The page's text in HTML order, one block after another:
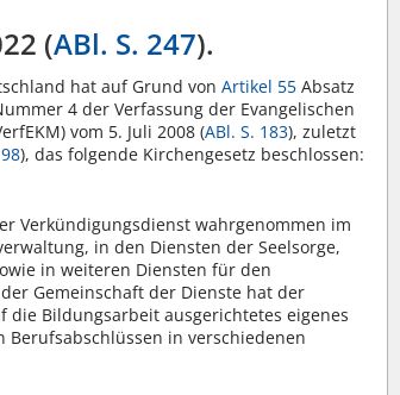
(ABl. S. 247).
hat auf Grund vonArtikel 55 Absatz
4 der Verfassung der Evangelischen
vom 5. Juli 2008 (ABl. S. 183), zuletzt
), das folgende Kirchengesetz beschlossen:
Verkündigungsdienst wahrgenommen im
in den Diensten der Seelsorge,
in weiteren Diensten für den
Gemeinschaft der Dienste hat der
die Bildungsarbeit ausgerichtetes eigenes
in verschiedenen